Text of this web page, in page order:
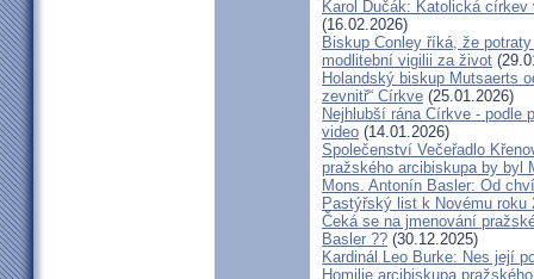
Karol Dučák: Katolická
(16.02.2026)
Biskup Conley říká, že
modlitební vigilii za život
Holandský biskup Mutsaerts
zevnitř“ Církve (25.01.2026)
Nejhlubší rána Církve - podle
video (14.01.2026)
Společenství Večeřadlo
pražského arcibiskupa by byl
Mons. Antonín Basler: Od
Pastýřský list k Novému roku
Čeká se na jmenování
Basler ?? (30.12.2025)
Kardinál Leo Burke: Nes její
Homilie arcibiskupa